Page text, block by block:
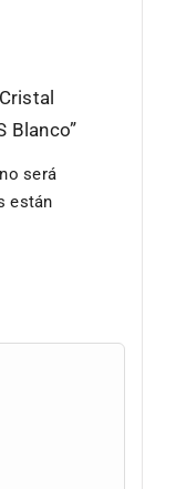
Blanco”
será
están